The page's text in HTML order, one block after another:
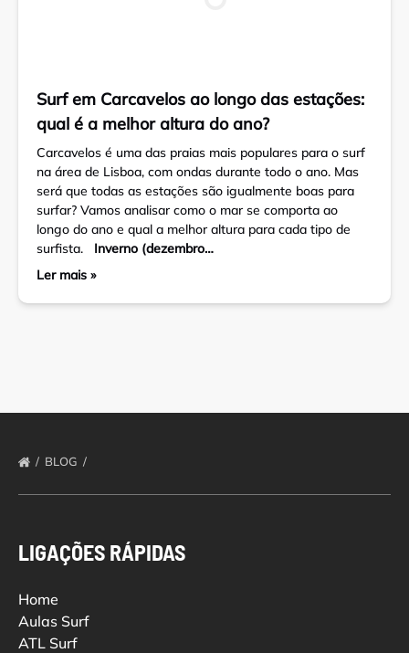
Surf em Carcavelos ao longo das estações:
qual é a melhor altura do ano?
Carcavelos é uma das praias mais populares para o surf
na área de Lisboa, com ondas durante todo o ano. Mas
será que todas as estações são igualmente boas para
surfar? Vamos analisar como o mar se comporta ao
longo do ano e qual a melhor altura para cada tipo de
surfista. Inverno (dezembro…
Ler mais »
BLOG
LIGAÇÕES RÁPIDAS
Home
Aulas Surf
ATL Surf